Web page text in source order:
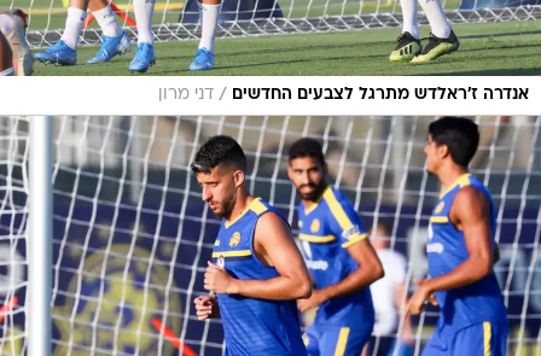
אנדרה ז'ראלדש מתרגל לצבעים החדשים / דני מרון